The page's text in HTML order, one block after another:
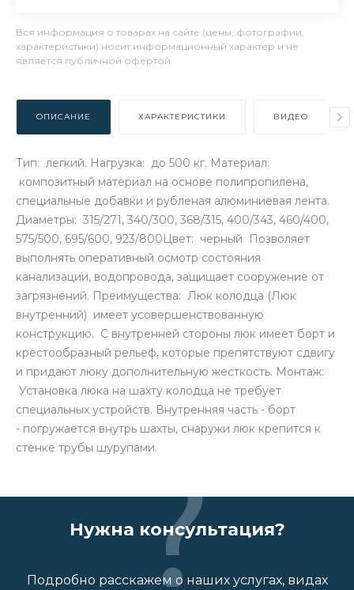
Вся информация о товарах на сайте (цены, фотографии,
характеристики) носит информационный характер и не
является публичной офертой.
ОПИСАНИЕ ХАРАКТЕРИСТИКИ ВИДЕО
Тип: легкий. Нагрузка: до 500 кг. Материал:
композитный материал на основе полипропилена,
специальные добавки и рубленая алюминиевая лента.
Диаметры: 315/271, 340/300, 368/315, 400/343, 460/400,
575/500, 695/600, 923/800Цвет: черный Позволяет
выполнять оперативный осмотр состояния
канализации, водопровода, защищает сооружение от
загрязнений. Преимущества: Люк колодца (Люк
внутренний) имеет усовершенствованную
конструкцию. С внутренней стороны люк имеет борт и
крестообразный рельеф, которые препятствуют сдвигу
и придают люку дополнительную жесткость. Монтаж:
Установка люка на шахту колодца не требует
специальных устройств. Внутренняя часть - борт
- погружается внутрь шахты, снаружи люк крепится к
стенке трубы шурупами.
Нужна консультация?
Подробно расскажем о наших услугах, видах